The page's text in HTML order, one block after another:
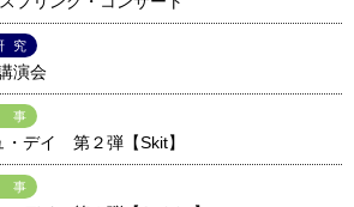
究
演会
デイ 第２弾【Skit】